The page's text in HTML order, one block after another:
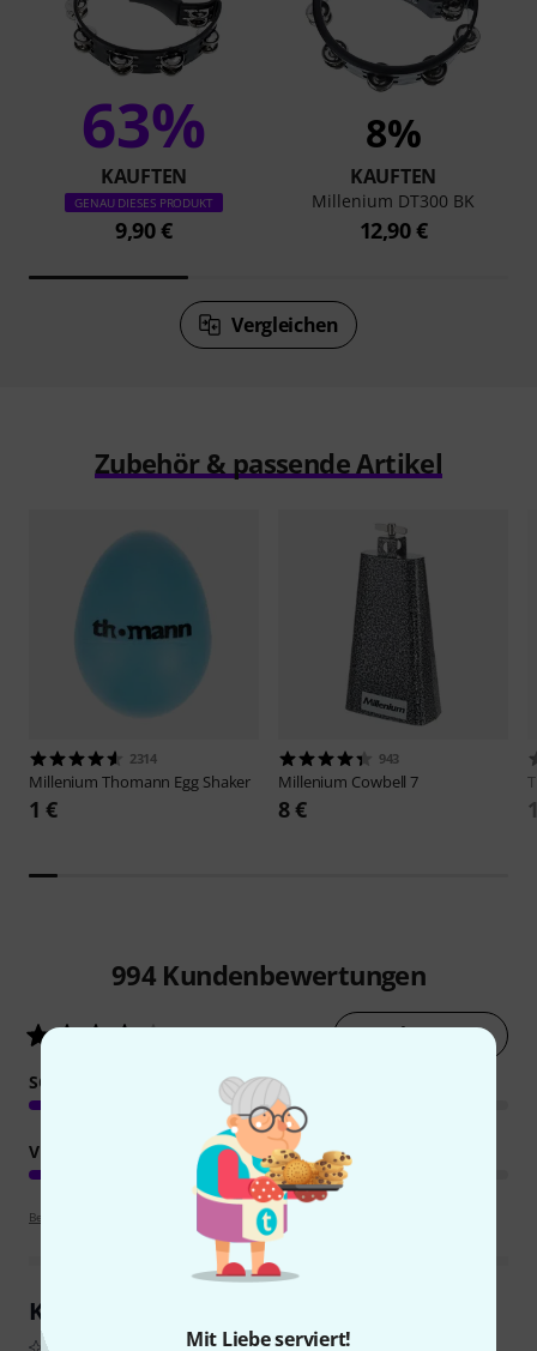
Mit Liebe serviert!
63%
KAUFTEN
GENAU DIESES PRODUKT
9,90 €
8%
KAUFTEN
Millenium DT300 BK
12,90 €
Vergleichen
Zubehör & passende Artikel
2314
Millenium Thomann Egg Shaker
1 €
943
Millenium Cowbell 7
8 €
994 Kundenbewertungen
4.4/ 5 Jetzt bewerten
SOUND
VERARBEITUNG
Bewertungsrichtlinien
Kundenrezensionen im Überblick
Aus echten Käuferbewertungen, zusammengefasst durch KI